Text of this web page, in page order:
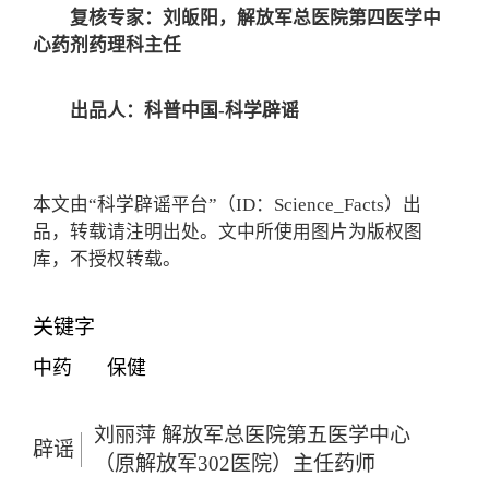
复核专家：刘皈阳，解放军总医院第四医学中
心药剂药理科主任
出品人：科普中国-科学辟谣
本文由“科学辟谣平台”（ID：Science_Facts）出
品，转载请注明出处。文中所使用图片为版权图
库，不授权转载。
关键字
中药 保健
辟谣
刘丽萍 解放军总医院第五医学中心
（原解放军302医院）主任药师